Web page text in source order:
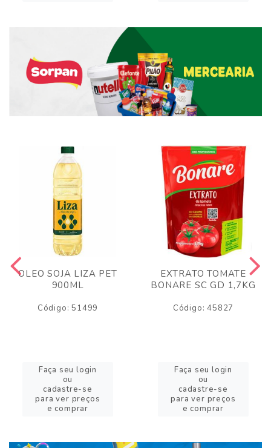
OLEO SOJA LIZA PET
900ML
Código: 51499
Faça seu login
ou
cadastre-se
para ver preços
e comprar
EXTRATO TOMATE
BONARE SC GD 1,7KG
Código: 45827
Faça seu login
ou
cadastre-se
para ver preços
e comprar